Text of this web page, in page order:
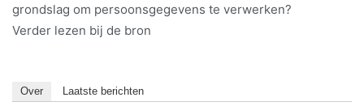
grondslag om persoonsgegevens te verwerken?
Verder lezen bij de bron
Over Laatste berichten